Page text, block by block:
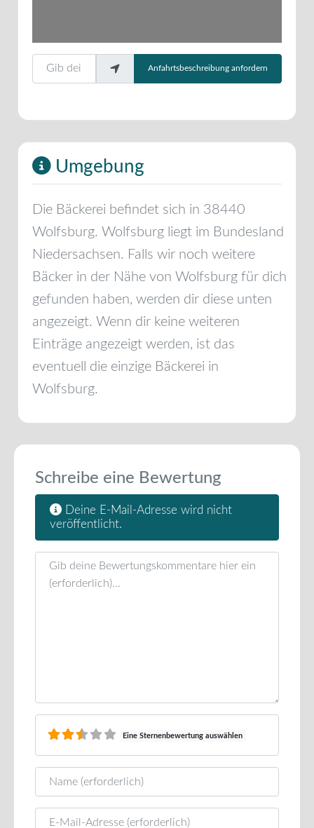
Gib deinen Standort ein.
Anfahrtsbeschreibung anfordern
Umgebung
Die Bäckerei befindet sich in 38440
Wolfsburg. Wolfsburg liegt im Bundesland
Niedersachsen. Falls wir noch weitere
Bäcker in der Nähe von Wolfsburg für dich
gefunden haben, werden dir diese unten
angezeigt. Wenn dir keine weiteren
Einträge angezeigt werden, ist das
eventuell die einzige Bäckerei in
Wolfsburg.
Schreibe eine Bewertung
Deine E-Mail-Adresse wird nicht
veröffentlicht.
Rezensionstext
Eine Sternenbewertung auswählen
Name
E-Mail